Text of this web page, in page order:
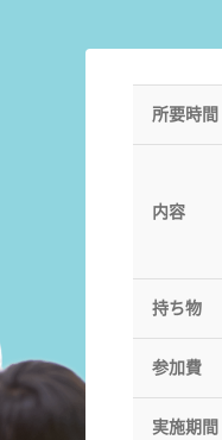
所要時間
内容
持ち物
参加費
実施期間